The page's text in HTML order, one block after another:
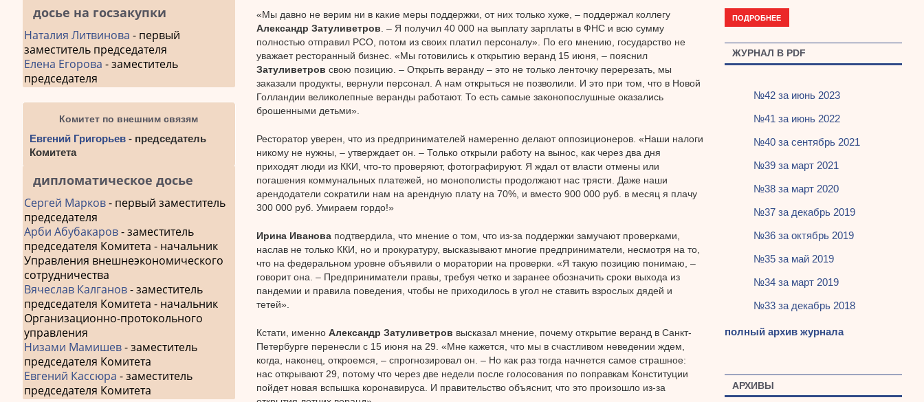
«Мы давно не верим ни в какие меры поддержки, от них только хуже, – поддержал коллегу
Александр Затуливетров . – Я получил 40 000 на выплату зарплаты в ФНС и всю сумму
полностью отправил РСО, потом из своих платил персоналу». По его мнению, государство не
уважает ресторанный бизнес. «Мы готовились к открытию веранд 15 июня, – пояснил
Затуливетров свою позицию. – Открыть веранду – это не только ленточку перерезать, мы
заказали продукты, вернули персонал. А нам открыться не позволили. И это при том, что в Новой
Голландии великолепные веранды работают. То есть самые законопослушные оказались
брошенными детьми».
Ресторатор уверен, что из предпринимателей намеренно делают оппозиционеров. «Наши налоги
никому не нужны, – утверждает он. – Только открыли работу на вынос, как через два дня
приходят люди из ККИ, что-то проверяют, фотографируют. Я ждал от власти отмены или
погашения коммунальных платежей, но монополисты продолжают нас трясти. Даже наши
арендодатели сократили нам на арендную плату на 70%, и вместо 900 000 руб. в месяц я плачу
300 000 руб. Умираем гордо!»
Ирина Ивановаподтвердила, что мнение о том, что из-за поддержки замучают проверками,
наслав не только ККИ, но и прокуратуру, высказывают многие предприниматели, несмотря на то,
что на федеральном уровне объявили о моратории на проверки. «Я такую позицию понимаю, –
говорит она. – Предприниматели правы, требуя четко и заранее обозначить сроки выхода из
пандемии и правила поведения, чтобы не приходилось в угол не ставить взрослых дядей и
тетей».
Кстати, именно Александр Затуливетров высказал мнение, почему открытие веранд в Санкт-
Петербурге перенесли с 15 июня на 29. «Мне кажется, что мы в счастливом неведении ждем,
когда, наконец, откроемся, – спрогнозировал он. – Но как раз тогда начнется самое страшное:
нас открывают 29, потому что через две недели после голосования по поправкам Конституции
пойдет новая вспышка коронавируса. И правительство объяснит, что это произошло из-за
досье на госзакупки
Наталия Литвинова - первый
заместитель председателя
Елена Егорова - заместитель
председателя
Комитет по внешним связям
Евгений Григорьев - председатель
Комитета
дипломатическое досье
Сергей Марков- первый заместитель
председателя
Арби Абубакаров- заместитель
председателя Комитета - начальник
Управления внешнеэкономического
сотрудничества
Вячеслав Калганов- заместитель
председателя Комитета - начальник
Организационно-протокольного
управления
Низами Мамишев- заместитель
председателя Комитета
Евгений Кассюра - заместитель
председателя Комитета
ПОДРОБНЕЕ
ЖУРНАЛ В PDF
№42 за июнь 2023
№41 за июнь 2022
№40 за сентябрь 2021
№39 за март 2021
№38 за март 2020
№37 за декабрь 2019
№36 за октябрь 2019
№35 за май 2019
№34 за март 2019
№33 за декабрь 2018
полный архив журнала
АРХИВЫ